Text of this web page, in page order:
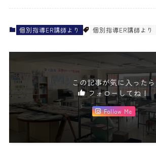
個別指導ER講師より 個別指導ER講師より
この記事が気に入ったら
フォローしてね！
Follow Me